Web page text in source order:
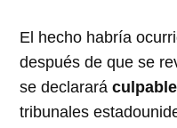
El hecho habría
después de que se
se declararáculpable
tribunales